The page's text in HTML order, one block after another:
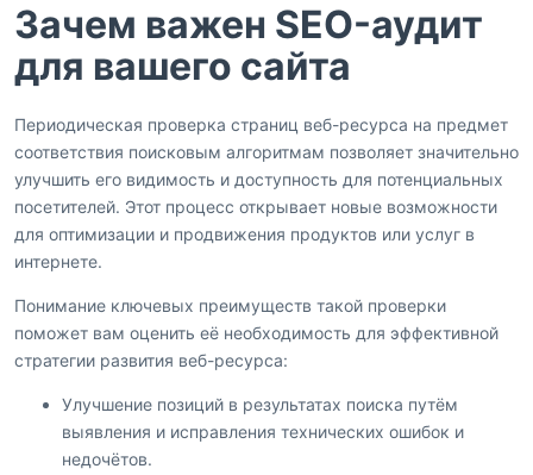
Зачем важен SEO-аудит
для вашего сайта
Периодическая проверка страниц веб-ресурса на предмет
соответствия поисковым алгоритмам позволяет значительно
улучшить его видимость и доступность для потенциальных
посетителей. Этот процесс открывает новые возможности
для оптимизации и продвижения продуктов или услуг в
интернете.
Понимание ключевых преимуществ такой проверки
поможет вам оценить её необходимость для эффективной
стратегии развития веб-ресурса:
Улучшение позиций в результатах поиска путём
выявления и исправления технических ошибок и
недочётов.